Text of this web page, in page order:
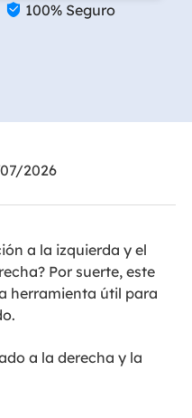
 100% Seguro
2026
a la izquierda y el
Por suerte, este
herramienta útil para